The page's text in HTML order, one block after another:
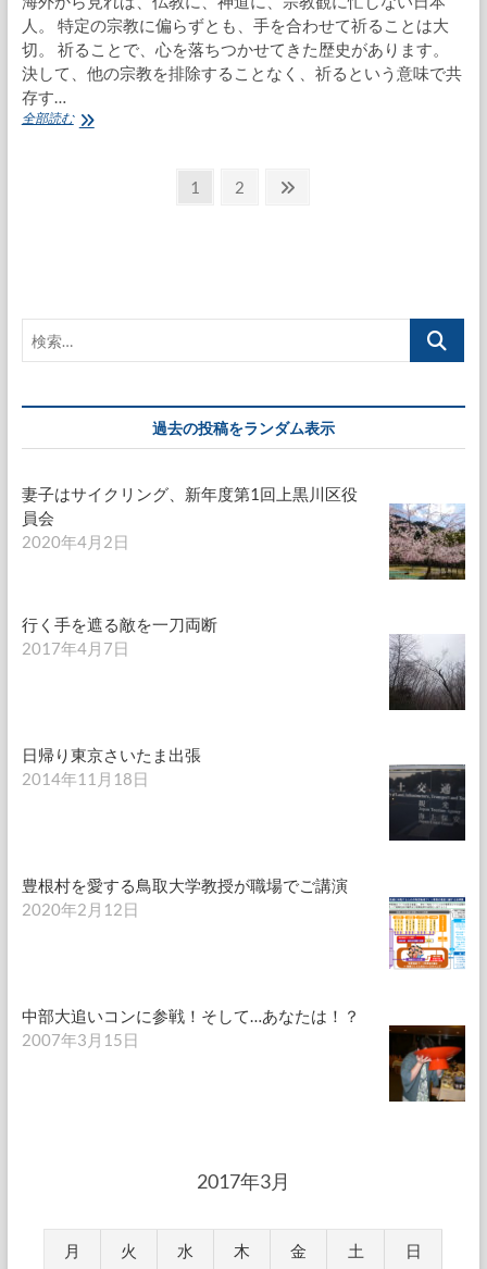
人。 特定の宗教に偏らずとも、手を合わせて祈ることは大
切。 祈ることで、心を落ちつかせてきた歴史があります。
決して、他の宗教を排除することなく、祈るという意味で共
存す…
全部読む砥
ー
ジ
送
固1
固
2
過去の投稿をランダム表示
妻子はサイクリング、新年度第1回上黒川区役
員会
2020年4月2日
行く手を遮る敵を一刀両断
2017年4月7日
日帰り東京さいたま出張
2014年11月18日
豊根村を愛する鳥取大学教授が職場でご講演
2020年2月12日
中部大追いコンに参戦！そして…あなたは！？
2007年3月15日
2017年3月
月 火 水 木 金 土 日